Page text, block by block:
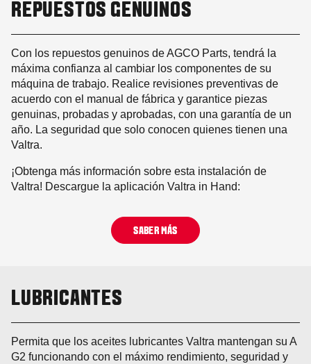
REPUESTOS GENUINOS
Con los repuestos genuinos de AGCO Parts, tendrá la
máxima confianza al cambiar los componentes de su
máquina de trabajo. Realice revisiones preventivas de
acuerdo con el manual de fábrica y garantice piezas
genuinas, probadas y aprobadas, con una garantía de un
año. La seguridad que solo conocen quienes tienen una
Valtra.
¡Obtenga más información sobre esta instalación de
Valtra! Descargue la aplicación Valtra in Hand:
SABER MÁS
LUBRICANTES
Permita que los aceites lubricantes Valtra mantengan su A
G2 funcionando con el máximo rendimiento, seguridad y